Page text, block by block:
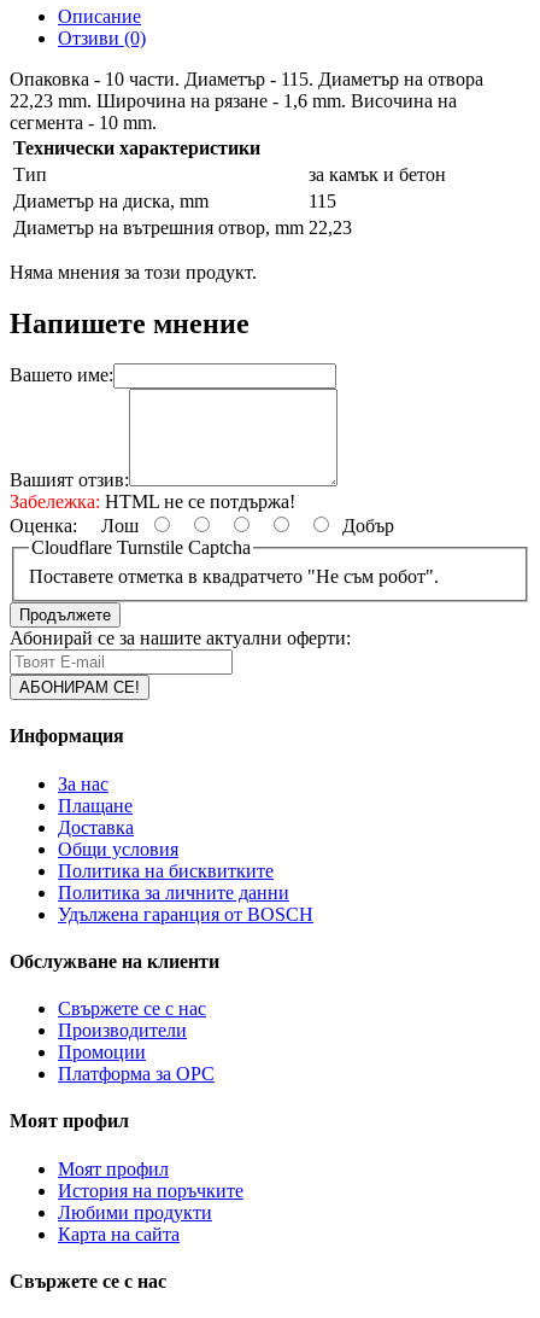
Описание
Отзиви (0)
Опаковка - 10 части. Диаметър - 115. Диаметър на отвора
22,23 mm. Широчина на рязане - 1,6 mm. Височина на
сегмента - 10 mm.
Технически характеристики
Тип
за камък и бетон
Диаметър на диска, mm
115
Диаметър на вътрешния отвор, mm 22,23
Няма мнения за този продукт.
Напишете мнение
Вашето име:
Вашият отзив:
Забележка: HTML не се потдържа!
Оценка: Лош
Добър
Cloudflare Turnstile Captcha
Поставете отметка в квадратчето "Не съм робот".
Продължете
Абонирай се за нашите актуални оферти:
Информация
За нас
Плащане
Доставка
Общи условия
Политика на бисквитките
Политика за личните данни
Удължена гаранция от BOSCH
Обслужване на клиенти
Свържете се с нас
Производители
Промоции
Платформа за ОРС
Моят профил
Моят профил
История на поръчките
Любими продукти
Карта на сайта
Свържете се с нас